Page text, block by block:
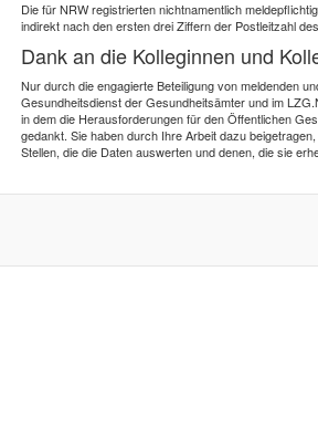
Die für NRW registrierten nichtnamentlich
indirekt nach den ersten drei Ziffern der Postleitzahl
Dank an die Kolleginnen und
Nur durch die engagierte Beteiligung von meldenden
Gesundheitsdienst der Gesundheitsämter und im
in dem die Herausforderungen für den Öffentlichen
gedankt. Sie haben durch Ihre Arbeit dazu
Stellen, die die Daten auswerten und denen, die sie